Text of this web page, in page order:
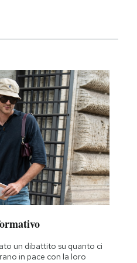
un dibattito su quanto ci
in pace con la loro